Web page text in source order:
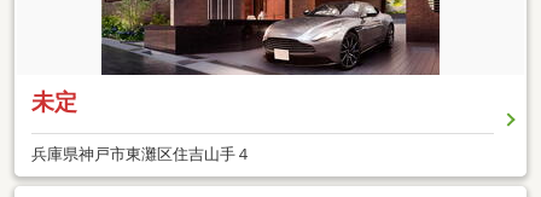
未定
兵庫県神戸市東灘区住吉山手４